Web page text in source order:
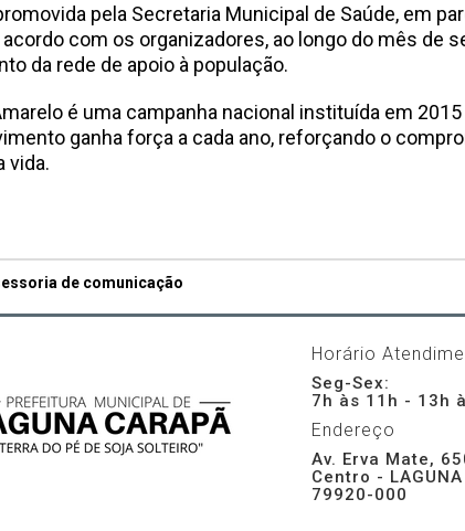
pela Secretaria Municipal de Saúde, em
com os organizadores, ao longo do mês de
da rede de apoio à população.
é uma campanha nacional instituída em
ganha força a cada ano, reforçando o
vida.
de comunicação
Horário
Seg-Sex:
7h às 11h - 13h
Endereço
Av. Erva Mate,
Centro -
79920-000